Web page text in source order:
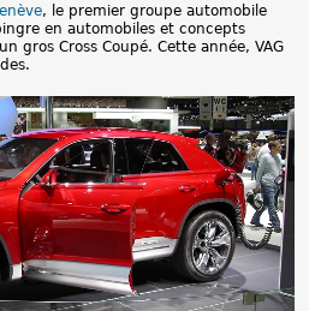
, le premier groupe automobile
en automobiles et concepts
gros Cross Coupé. Cette année, VAG